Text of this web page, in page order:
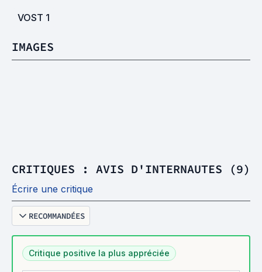
VOST 1
IMAGES
CRITIQUES : AVIS D'INTERNAUTES (9)
Écrire une critique
RECOMMANDÉES
Critique positive la plus appréciée